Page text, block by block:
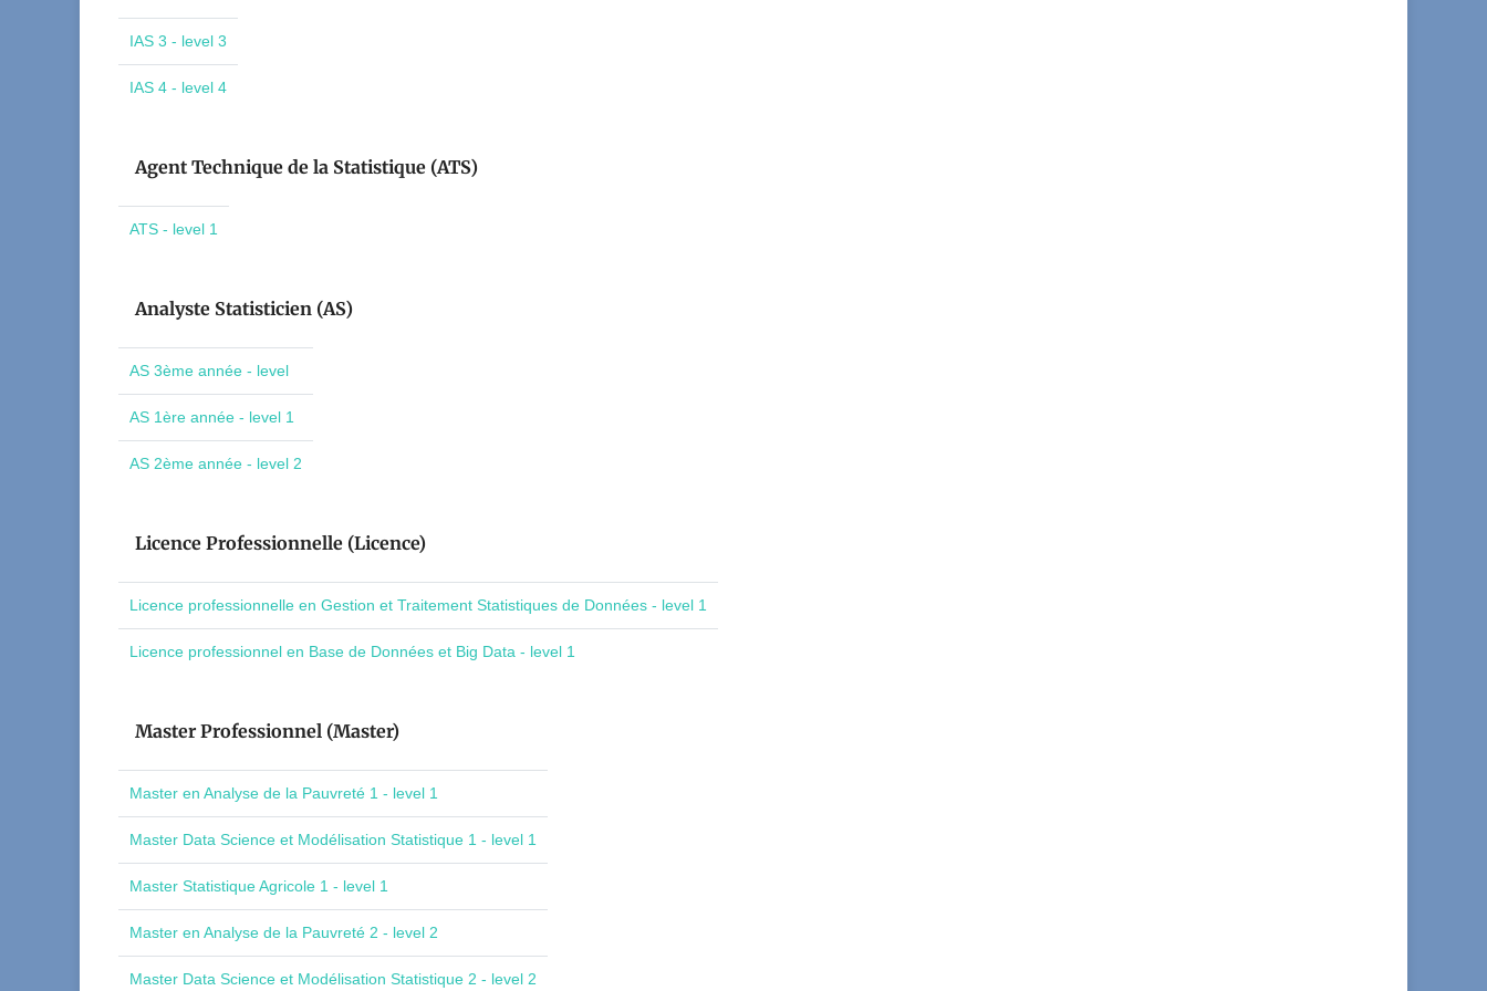
IAS 3 - level 3
IAS 4 - level 4
Agent Technique de la Statistique (ATS)
ATS - level 1
Analyste Statisticien (AS)
AS 3ème année - level
AS 1ère année - level 1
AS 2ème année - level 2
Licence Professionnelle (Licence)
Licence professionnelle en Gestion et Traitement Statistiques de Données - level 1
Licence professionnel en Base de Données et Big Data - level 1
Master Professionnel (Master)
Master en Analyse de la Pauvreté 1 - level 1
Master Data Science et Modélisation Statistique 1 - level 1
Master Statistique Agricole 1 - level 1
Master en Analyse de la Pauvreté 2 - level 2
Master Data Science et Modélisation Statistique 2 - level 2